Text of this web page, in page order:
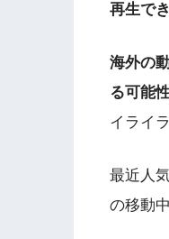
再生で
海外の
る可能
イライ
最近人
の移動